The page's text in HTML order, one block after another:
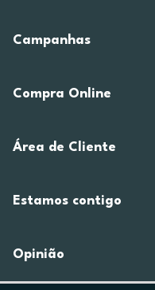
Campanhas
Compra Online
Área de Cliente
Estamos contigo
Opinião